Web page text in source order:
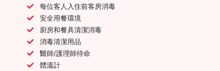
每位客人入住前客房消毒
安全用餐環境
廚房和餐具清潔消毒
消毒清潔用品
醫師/護理師待命
體溫計